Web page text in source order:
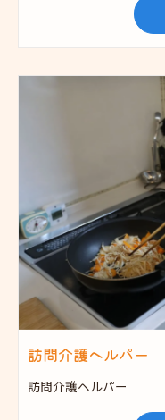
訪問介護ヘルパー
訪問介護ヘルパー